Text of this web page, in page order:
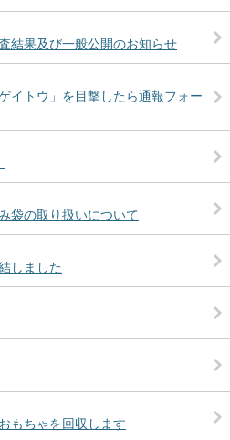
結果及び一般公開のお知らせ
イトウ」を目撃したら通報フォー
袋の取り扱いについて
しました
もちゃを回収します